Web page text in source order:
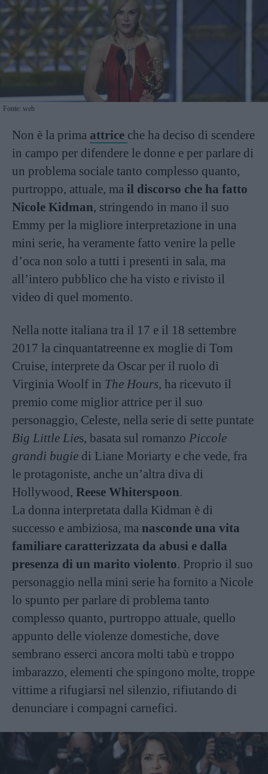
Fonte: web
Non è la prima attrice che ha deciso di scendere
in campo per difendere le donne e per parlare di
un problema sociale tanto complesso quanto,
purtroppo, attuale, ma il discorso che ha fatto
Nicole Kidman, stringendo in mano il suo
Emmy per la migliore interpretazione in una
mini serie, ha veramente fatto venire la pelle
d’oca non solo a tutti i presenti in sala, ma
all’intero pubblico che ha visto e rivisto il
video di quel momento.
Nella notte italiana tra il 17 e il 18 settembre
2017 la cinquantatreenne ex moglie di Tom
Cruise, interprete da Oscar per il ruolo di
Virginia Woolf in The Hours, ha ricevuto il
premio come miglior attrice per il suo
personaggio, Celeste, nella serie di sette puntate
Big Little Lies, basata sul romanzo Piccole
grandi bugie di Liane Moriarty e che vede, fra
le protagoniste, anche un’altra diva di
Hollywood, Reese Whiterspoon.
La donna interpretata dalla Kidman è di
successo e ambiziosa, ma nasconde una vita
familiare caratterizzata da abusi e dalla
presenza di un marito violento. Proprio il suo
personaggio nella mini serie ha fornito a Nicole
lo spunto per parlare di problema tanto
complesso quanto, purtroppo attuale, quello
appunto delle violenze domestiche, dove
sembrano esserci ancora molti tabù e troppo
imbarazzo, elementi che spingono molte, troppe
vittime a rifugiarsi nel silenzio, rifiutando di
denunciare i compagni carnefici.